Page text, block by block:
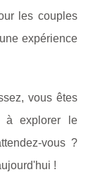
les couples
expérience
vous êtes
à explorer le
vous ?
!